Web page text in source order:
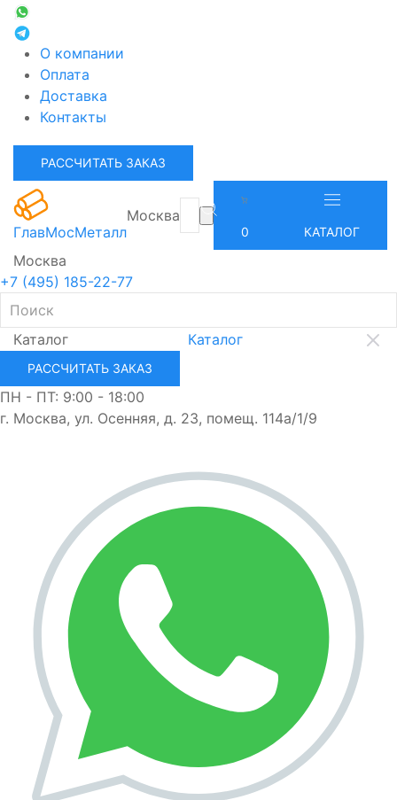
О компании
Оплата
Доставка
Контакты
РАССЧИТАТЬ ЗАКАЗ
ГлавМосМеталл
Москва
0 КАТАЛОГ
Москва
+7 (495) 185-22-77
Каталог Каталог
РАССЧИТАТЬ ЗАКАЗ
ПН - ПТ: 9:00 - 18:00
г. Москва, ул. Осенняя, д. 23, помещ. 114а/1/9